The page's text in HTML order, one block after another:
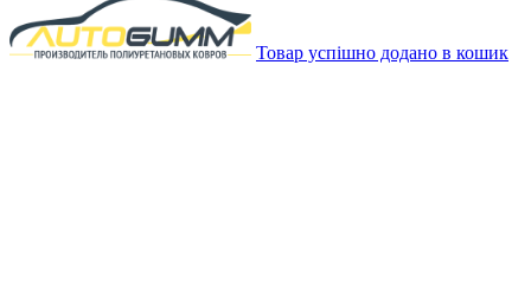
Товар успішно додано в кошик